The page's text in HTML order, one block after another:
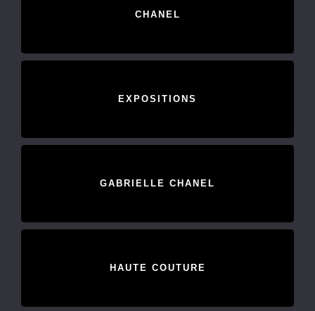
CHANEL
EXPOSITIONS
GABRIELLE CHANEL
HAUTE COUTURE